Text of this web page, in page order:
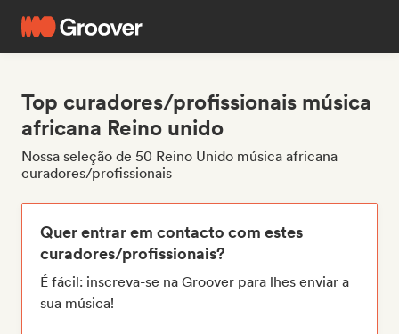
Top curadores/profissionais música
africana Reino unido
Nossa seleção de 50 Reino Unido música africana
curadores/profissionais
Quer entrar em contacto com estes
curadores/profissionais?
É fácil: inscreva-se na Groover para lhes enviar a
sua música!